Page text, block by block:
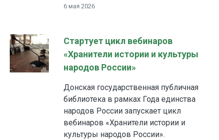
6 мая 2026
Стартует цикл вебинаров
«Хранители истории и культуры
народов России»
Донская государственная публичная
библиотека в рамках Года единства
народов России запускает цикл
вебинаров «Хранители истории и
культуры народов России».